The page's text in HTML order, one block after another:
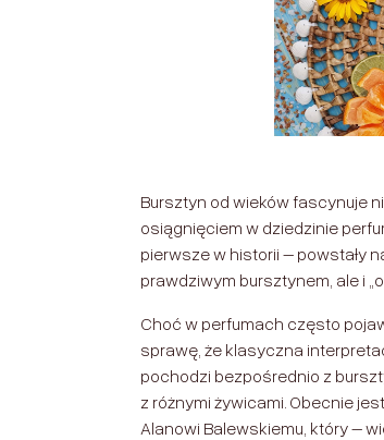
Bursztyn od wieków fascynuje
osiągnięciem w dziedzinie
pierwsze w historii – powstały
prawdziwym bursztynem, ale i
Choć w perfumach często
sprawę, że klasyczna
pochodzi bezpośrednio z
z różnymi żywicami. Obecnie
Alanowi Balewskiemu, który –